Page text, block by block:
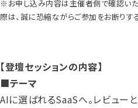
※お申し込み内容は主催者側で確認い
際は、誠に恐縮ながらご参加をお断りす
【登壇セッションの内容】
■テーマ
AIに選ばれるSaaSへ。レビュー